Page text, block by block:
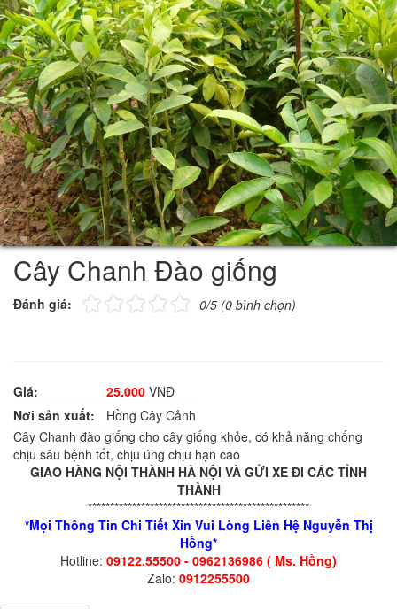
Cây Chanh Đào giống
Đánh giá: 0/5 (0 bình chọn)
Giá: 25.000 VNĐ
Nơi sản xuất:
Hồng Cây Cảnh
Cây Chanh đào giống cho cây giống khỏe, có khả năng chống
chịu sâu bệnh tốt, chịu úng chịu hạn cao
GIAO HÀNG NỘI THÀNH HÀ NỘI VÀ GỬI XE ĐI CÁC TỈNH
THÀNH
**************************************************
*Mọi Thông Tin Chi Tiết Xin Vui Lòng Liên Hệ Nguyễn Thị
Hồng*
Hotline: 09122.55500 - 0962136986 ( Ms. Hồng)
Zalo: 0912255500